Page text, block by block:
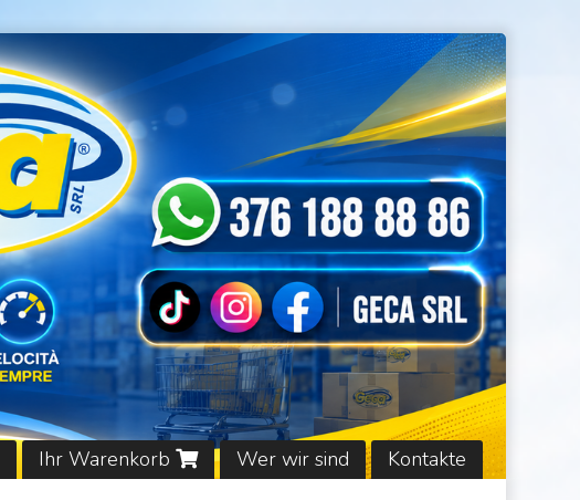
Ihr Warenkorb Wer wir sind Kontakte